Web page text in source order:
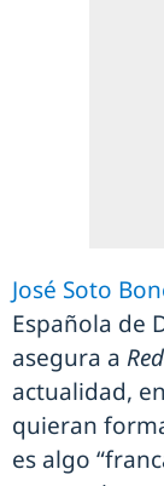
José Soto
Española de
asegura a
actualidad,
quieran
es algo